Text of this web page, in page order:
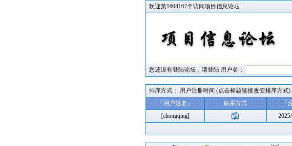
欢迎第1604167个访问项目信息论坛
您还没有登陆论坛，请登陆 用户名：
排序方式： 用户注册时间 (点击标题链接改变排序方式)
『用户姓名』 联系方式 『
[chongqing]